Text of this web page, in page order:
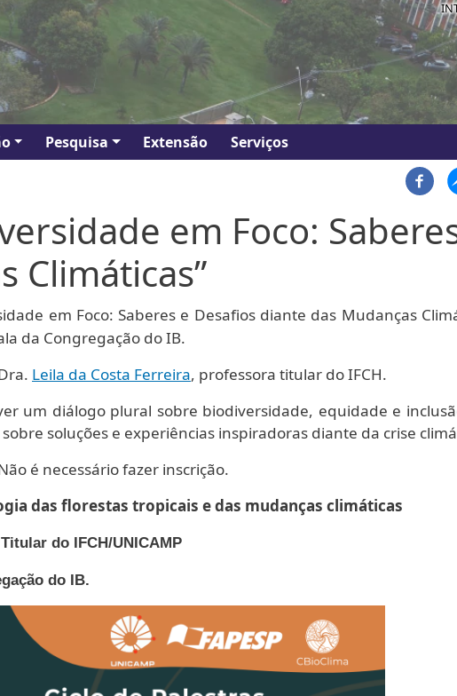
Pesquisa Extensão Serviços
em Foco:
Climáticas”
em Foco: Saberes e Desafios diante das Mudanças
da Congregação do IB.
Leila da Costa Ferreira, professora titular do IFCH.
um diálogo plural sobre biodiversidade, equidade e
soluções e experiências inspiradoras diante da crise
é necessário fazer inscrição.
das florestas tropicais e das mudanças climáticas
do IFCH/UNICAMP
do IB.